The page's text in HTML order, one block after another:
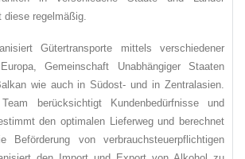
diese regelmäßig.
Gütertransporte mittels verschiedener
Gemeinschaft Unabhängiger Staaten
wie auch in Südost- und in Zentralasien.
berücksichtigt Kundenbedürfnisse und
den optimalen Lieferweg und berechnet
von verbrauchsteuerpflichtigen